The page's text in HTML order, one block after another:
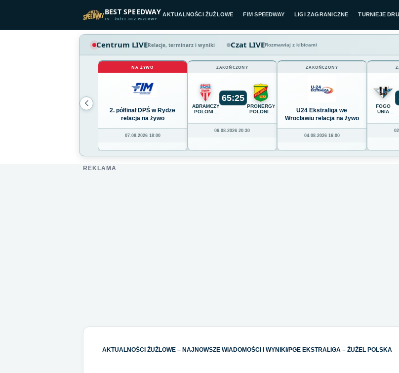
BEST SPEEDWAY
TV · ŻUŻEL BEZ PRZERWY
AKTUALNOŚCI ŻUŻLOWE FIM SPEEDWAY LIGI ZAGRANICZNE TURNIEJE
Centrum LIVERelacje, terminarz i wyniki Czat LIVERozmawiaj z kibicami
NA ŻYWO
2. półfinał DPŚ w Rydze
relacja na żywo
07.08.2026 18:00
ZAKOŃCZONY
ABRAMCZYK
POLONIA
65:25
PRONERGY
POLONIA
06.08.2026 20:30
ZAKOŃCZONY
U24 Ekstraliga we
Wrocławiu relacja na żywo
04.08.2026 16:00
FOGO
UNIA
REKLAMA
AKTUALNOŚCI ŻUŻLOWE – NAJNOWSZE WIADOMOŚCI I WYNIKI /PGE EKSTRALIGA – ŻUŻEL POLSKA